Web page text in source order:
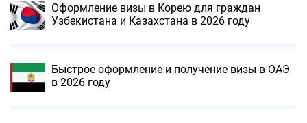
Оформление визы в Корею для граждан
Узбекистана и Казахстана в 2026 году
Быстрое оформление и получение визы в ОАЭ
в 2026 году